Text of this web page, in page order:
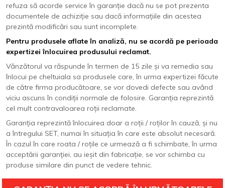
refuza să acorde service în garanție dacă nu se pot prezenta
documentele de achiziție sau dacă informațiile din acestea
prezintă modificări sau sunt incomplete.
Pentru produsele aflate în analiză, nu se acordă pe perioada
expertizei înlocuirea produsului reclamat.
Vânzătorul va răspunde în termen de 15 zile și va remedia sau
înlocui pe cheltuiala sa produsele care, în urma expertizei făcute
de către firma producătoare, se vor dovedi defecte sau având
viciu ascuns în condiții normale de folosire. Garanția reprezintă
cel mult contravaloarea roții reclamate.
Garanția reprezintă înlocuirea doar a roții / roților în cauză, și nu
a întregului SET, numai în situația în care este absolut necesară.
În cazul în care roata / roțile ce urmează a fi schimbate, în urma
acceptării garanției, au ieșit din fabricație, se vor schimba cu
produse similare din punct de vedere tehnic.